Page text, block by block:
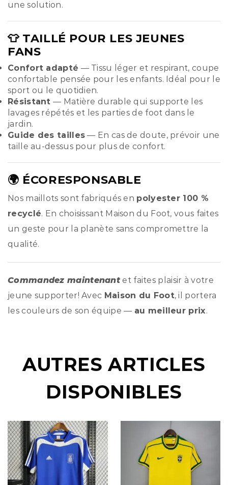
une solution.
👕 TAILLÉ POUR LES JEUNES
FANS
Confort adapté — Tissu léger et respirant, coupe
confortable pensée pour les enfants. Idéal pour le
sport ou le quotidien.
Résistant — Matière durable qui supporte les
lavages répétés et les parties de foot dans le
jardin.
Guide des tailles — En cas de doute, prévoir une
taille au-dessus pour plus de confort.
🌍 ÉCORESPONSABLE
Nos maillots sont fabriqués en polyester 100 %
recyclé. En choisissant Maison du Foot, vous faites
un geste pour la planète sans compromettre la
qualité.
Commandez maintenant et faites plaisir à votre
jeune supporter! Avec Maison du Foot, il portera
les couleurs de son équipe — au meilleur prix.
AUTRES ARTICLES
DISPONIBLES